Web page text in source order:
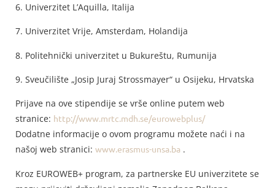
6. Univerzitet L’Aquilla, Italija
7. Univerzitet Vrije, Amsterdam, Holandija
8. Politehnički univerzitet u Bukureštu, Rumunija
9. Sveučilište „Josip Juraj Strossmayer“ u Osijeku, Hrvatska
Prijave na ove stipendije se vrše online putem web
stranice: http://www.mrtc.mdh.se/eurowebplus/
Dodatne informacije o ovom programu možete naći i na
našoj web stranici: www.erasmus-unsa.ba .
Kroz EUROWEB+ program, za partnerske EU univerzitete se